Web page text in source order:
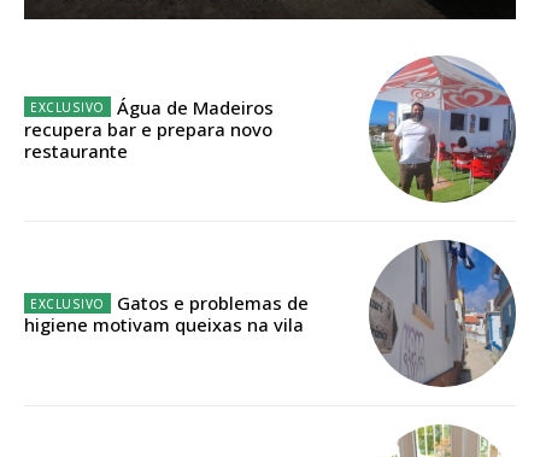
12 meses
Edição em papel entregue à Quinta-feira em sua
casa
Escolha o plano
Água de Madeiros
recupera bar e prepara novo
restaurante
Gatos e problemas de
higiene motivam queixas na vila